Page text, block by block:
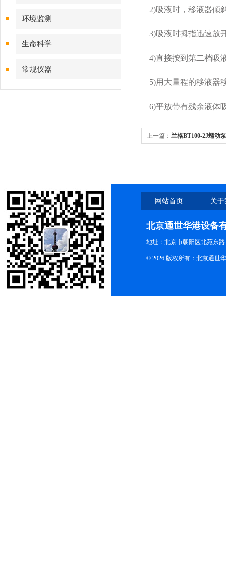
环境监测
生命科学
常规仪器
2)吸液时，移液器倾
3)吸液时拇指迅速放
4)直接按到第二档吸
5)用大量程的移液器
6)平放带有残余液体
上一篇： 兰格BT100-2J蠕动
网站首页 关
北京通世华港设备
地址：北京市朝阳区北苑东路
© 2026 版权所有：北京通世